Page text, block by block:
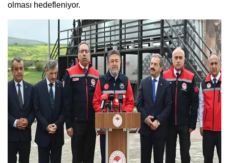
olması hedefleniyor.